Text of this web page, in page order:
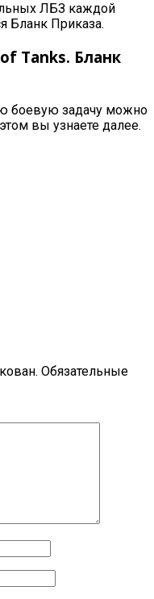
ЛБЗ каждой
Бланк Приказа.
Tanks. Бланк
боевую задачу можно
вы узнаете далее.
Обязательные